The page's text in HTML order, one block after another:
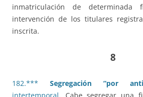
inmatriculación de
intervención de los titulares
inscrita.
8
182.*** Segregación “por